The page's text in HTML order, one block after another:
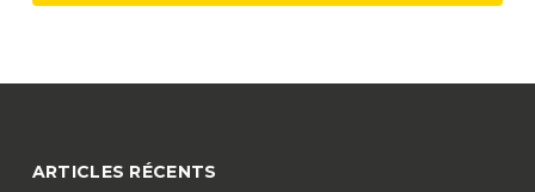
ARTICLES RÉCENTS